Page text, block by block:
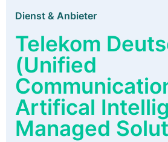
Dienst & Anbieter
Telekom
(Unified
Artifical
Managed